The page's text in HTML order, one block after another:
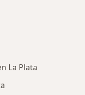
La Plata